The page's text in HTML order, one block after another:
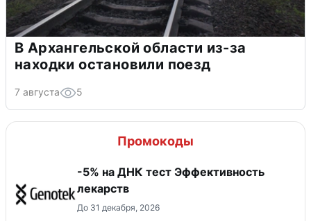
В Архангельской области из-за
находки остановили поезд
7 августа 5
Промокоды
-5% на ДНК тест Эффективность
лекарств
До 31 декабря, 2026